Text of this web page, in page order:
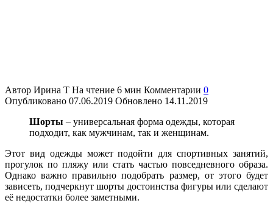
Автор Ирина Т На чтение 6 мин Комментарии 0
Опубликовано 07.06.2019 Обновлено 14.11.2019
Шорты – универсальная форма одежды, которая
подходит, как мужчинам, так и женщинам.
Этот вид одежды может подойти для спортивных занятий,
прогулок по пляжу или стать частью повседневного образа.
Однако важно правильно подобрать размер, от этого будет
зависеть, подчеркнут шорты достоинства фигуры или сделают
её недостатки более заметными.